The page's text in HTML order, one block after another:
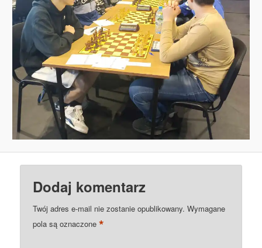
Dodaj komentarz
Twój adres e-mail nie zostanie opublikowany. Wymagane
pola są oznaczone*